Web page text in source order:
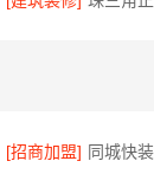
[招商加盟]